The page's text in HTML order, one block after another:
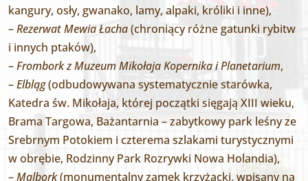
kangury, osły, gwanako, lamy, alpaki, króliki i inne),
–Rezerwat Mewia Łacha(chroniący różne gatunki rybitw
i innych ptaków),
–Frombork z Muzeum Mikołaja Kopernika i Planetarium,
–Elbląg(odbudowywana systematycznie starówka,
Katedra św. Mikołaja, której początki sięgają XIII wieku,
Brama Targowa, Bażantarnia – zabytkowy park leśny ze
Srebrnym Potokiem i czterema szlakami turystycznymi
w obrębie, Rodzinny Park Rozrywki Nowa Holandia),
–Malbork(monumentalny zamek krzyżacki, wpisany na